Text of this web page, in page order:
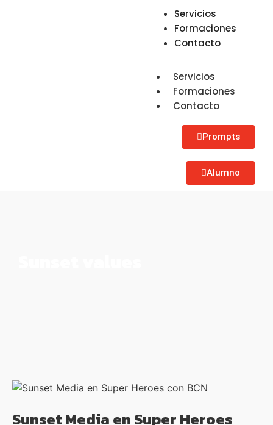
Servicios
Formaciones
Contacto
Servicios
Formaciones
Contacto
Prompts
Alumno
Sunset Media en Super Heroes